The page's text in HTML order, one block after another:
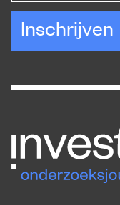
Inschrijven